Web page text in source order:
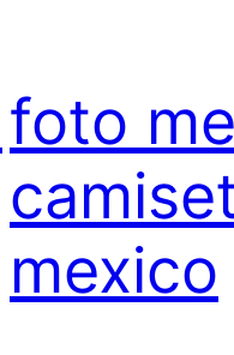
foto
mexico